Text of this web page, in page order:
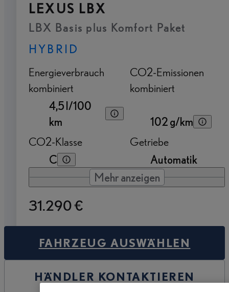
LEXUS LBX
LBX Basis plus Komfort Paket
HYBRID
Energieverbrauch
kombiniert
4,5 l/100
km
CO2-Emissionen
kombiniert
102 g/km
CO2-Klasse
C
Getriebe
Automatik
Mehr anzeigen
31.290 €
FAHRZEUG AUSWÄHLEN
HÄNDLER KONTAKTIEREN